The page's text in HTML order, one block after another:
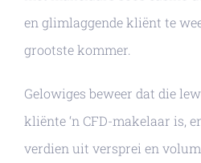
en glimlaggende kliënt te
grootste kommer.
Gelowiges beweer dat die
kliënte ‘n CFD-makelaar is,
verdien uit versprei en